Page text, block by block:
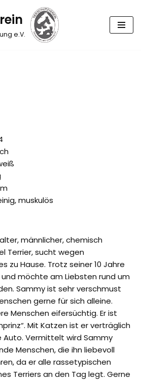
e.V.
muskulös
männlicher, chemisch
Terrier, sucht wegen
zu Hause. Trotz seiner 10 Jahre
möchte am Liebsten rund um
Sammy ist sehr verschmust
gerne für sich alleine.
Menschen eifersüchtig. Er ist
Mit Katzen ist er verträglich
Vermittelt wird Sammy
Menschen, die ihn liebevoll
da er alle rassetypischen
Terriers an den Tag legt. Gerne